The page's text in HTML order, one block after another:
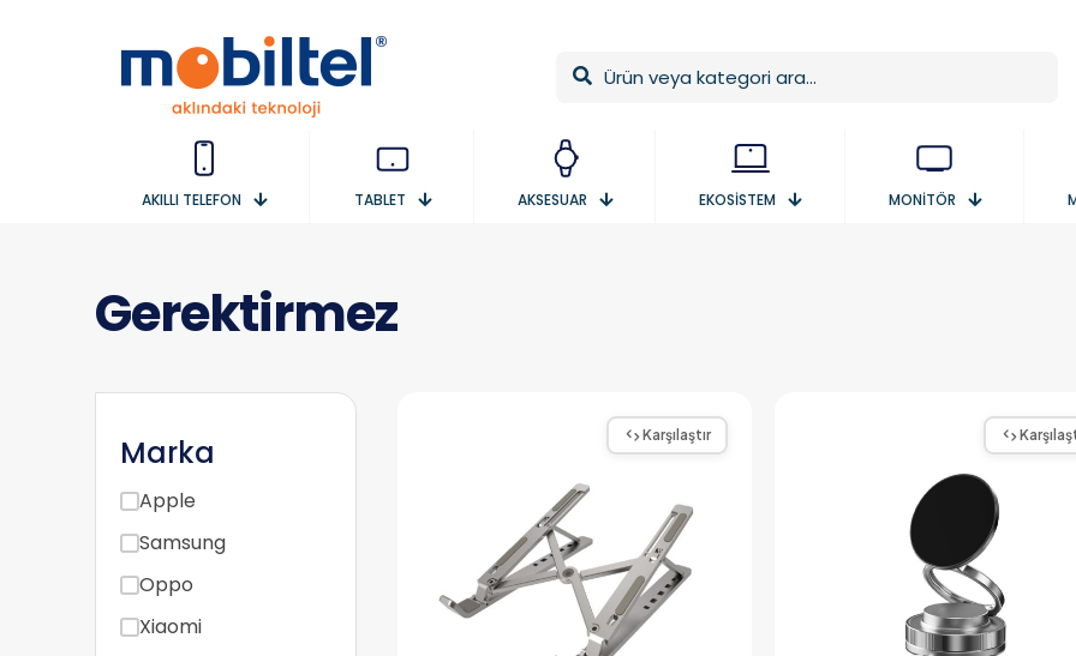
AKILLI TELEFON TABLET AKSESUAR EKOSİSTEM MONİTÖR
Gerektirmez
Marka
Apple
Samsung
Oppo
Xiaomi
Karşılaştır